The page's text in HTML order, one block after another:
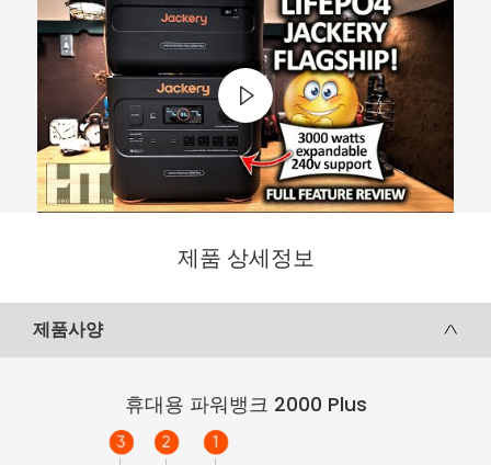
제품 상세정보
제품사양
휴대용 파워뱅크 2000 Plus